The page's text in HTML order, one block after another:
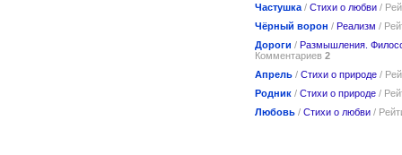
Частушка / Стихи о любви /
Чёрный ворон / Реализм /
Дороги / Размышления.
Комментариев 2
Апрель / Стихи о природе /
Родник / Стихи о природе /
Любовь / Стихи о любви /